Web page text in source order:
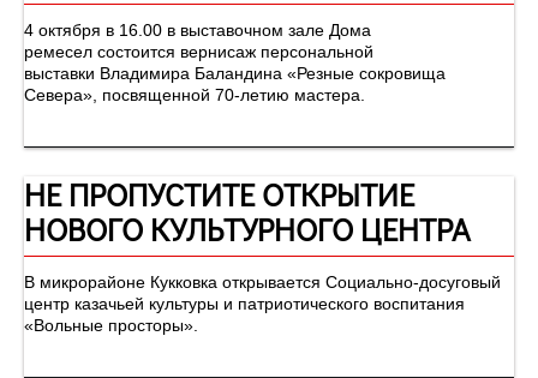
4 октября в 16.00 в выставочном зале Дома
ремесел состоится вернисаж персональной
выставки Владимира Баландина «Резные сокровища
Севера», посвященной 70-летию мастера.
НЕ ПРОПУСТИТЕ ОТКРЫТИЕ
НОВОГО КУЛЬТУРНОГО ЦЕНТРА
​​​​​​​В микрорайоне Кукковка открывается Социально-досуговый
центр казачьей культуры и патриотического воспитания
«Вольные просторы».